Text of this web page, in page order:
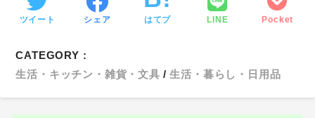
ツイート シェア はてブ LINE Pocket
CATEGORY :
生活・キッチン・雑貨・文具
生活・暮らし・日用品